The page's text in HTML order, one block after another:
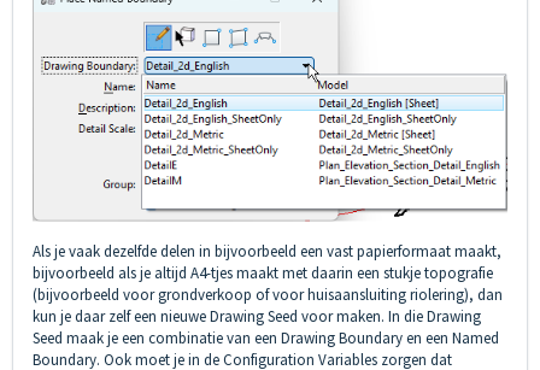
Als je vaak dezelfde delen in bijvoorbeeld een vast papierformaat maakt,
bijvoorbeeld als je altijd A4-tjes maakt met daarin een stukje topografie
(bijvoorbeeld voor grondverkoop of voor huisaansluiting riolering), dan
kun je daar zelf een nieuwe Drawing Seed voor maken. In die Drawing
Seed maak je een combinatie van een Drawing Boundary en een Named
Boundary. Ook moet je in de Configuration Variables zorgen dat